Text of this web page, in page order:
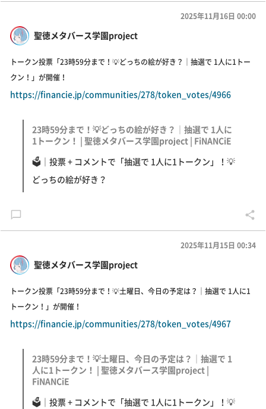
聖徳メタバース学園project
2025年11月16日 00:00
トークン投票「23時59分まで！💡どっちの絵が好き？｜抽選で 1人に1トー
クン！」が開催！
https://financie.jp/communities/278/token_votes/4966
23時59分まで！💡どっちの絵が好き？｜抽選で 1人に
1トークン！ | 聖徳メタバース学園project | FiNANCiE
🗳｜投票 + コメントで「抽選で 1人に1トークン」！💡
どっちの絵が好き？
聖徳メタバース学園project
2025年11月15日 00:34
トークン投票「23時59分まで！💡土曜日、今日の予定は？｜抽選で 1人に1
トークン！」が開催！
https://financie.jp/communities/278/token_votes/4967
23時59分まで！💡土曜日、今日の予定は？｜抽選で 1
人に1トークン！ | 聖徳メタバース学園project |
FiNANCiE
🗳｜投票 + コメントで「抽選で 1人に1トークン」！💡